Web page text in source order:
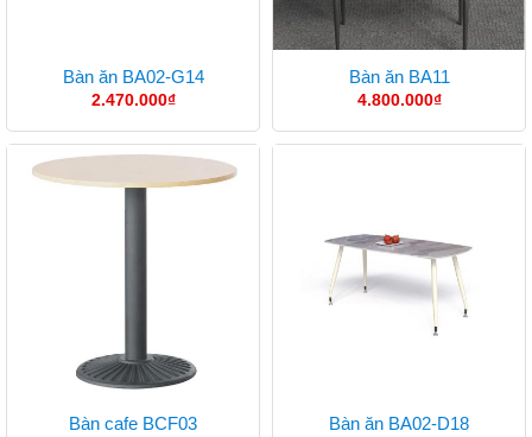
Bàn ăn BA02-G14
2.470.000₫
Bàn ăn BA11
4.800.000₫
Bàn cafe BCF03 Bàn ăn BA02-D18